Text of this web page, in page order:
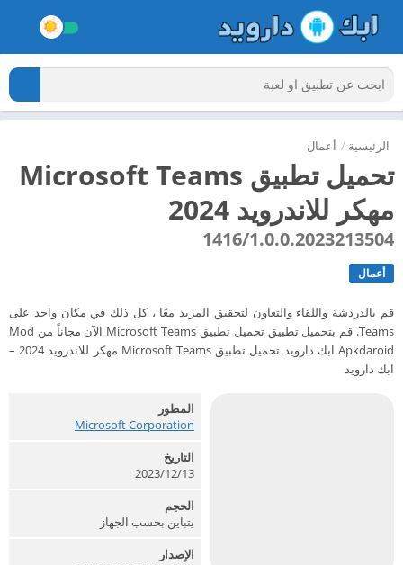
الرئيسية / أعمال
تحميل تطبيق Microsoft Teams
مهكر للاندرويد 2024
1416/1.0.0.2023213504
أعمال
قم بالدردشة واللقاء والتعاون لتحقيق المزيد معًا ، كل ذلك في مكان واحد على
Teams. قم بتحميل تطبيق تحميل تطبيق Microsoft Teams الآن مجاناً من Mod
Apkdaroid ابك دارويد تحميل تطبيق Microsoft Teams مهكر للاندرويد 2024 –
ابك دارويد
المطور
Microsoft Corporation‏
التاريخ
2023/12/13
الحجم
يتباين بحسب الجهاز
الإصدار